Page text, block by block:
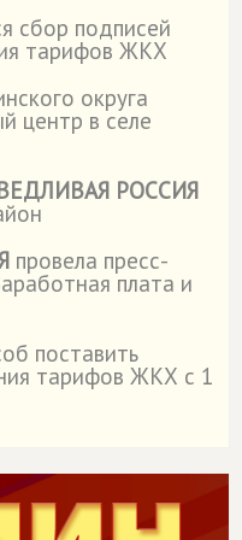
сбор подписей
тарифов ЖКХ
округа
центр в селе
РОССИЯ
провела пресс-
плата и
поставить
тарифов ЖКХ с 1